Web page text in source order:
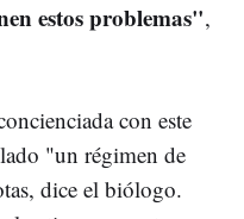
estos problemas",
con este
"un régimen de
dice el biólogo.